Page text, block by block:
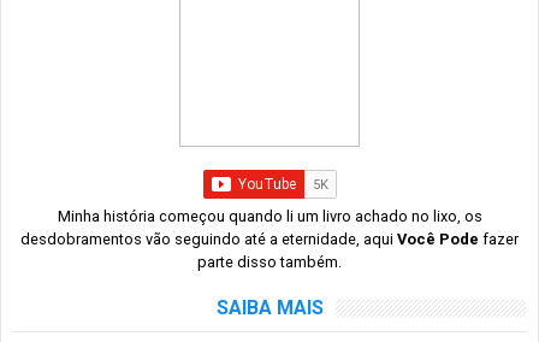
Minha história começou quando li um livro achado no lixo, os
desdobramentos vão seguindo até a eternidade, aqui Você Pode fazer
parte disso também.
SAIBA MAIS